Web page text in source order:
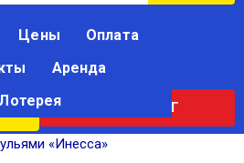
КАТАЛОГ
Цены
Оплата
Аренда
Лотерея
«Инесса»